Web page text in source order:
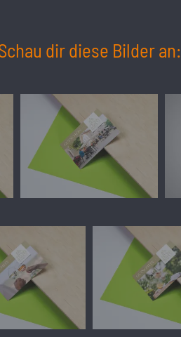
dir diese Bilder an: